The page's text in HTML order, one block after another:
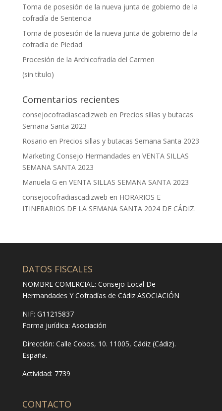
Toma de posesión de la nueva junta de gobierno de la
cofradía de Sentencia
Toma de posesión de la nueva junta de gobierno de la
cofradía de Piedad
Procesión de la Archicofradía del Carmen
(sin título)
Comentarios recientes
consejocofradiascadizweb en Precios sillas y butacas
Semana Santa 2023
Rosario en Precios sillas y butacas Semana Santa 2023
Marketing Consejo Hermandades en VENTA SILLAS
SEMANA SANTA 2023
Manuela G en VENTA SILLAS SEMANA SANTA 2023
consejocofradiascadizweb en HORARIOS E
ITINERARIOS DE LA SEMANA SANTA 2024 DE CÁDIZ.
DATOS FISCALES
NOMBRE COMERCIAL: Consejo Local De
Hermandades Y Cofradías de Cádiz ASOCIACIÓN
NIF: G11215837
Forma jurídica: Asociación
Dirección: Calle Cobos, 10. 11005, Cádiz (Cádiz).
España.
Actividad: 7739
CONTACTO